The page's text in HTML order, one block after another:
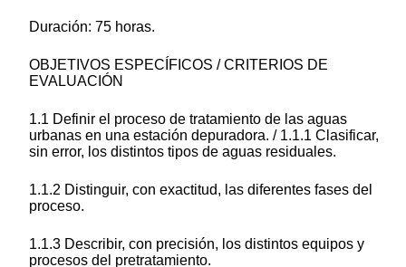
Duración: 75 horas.
OBJETIVOS ESPECÍFICOS / CRITERIOS DE
EVALUACIÓN
1.1 Definir el proceso de tratamiento de las aguas
urbanas en una estación depuradora. / 1.1.1 Clasificar,
sin error, los distintos tipos de aguas residuales.
1.1.2 Distinguir, con exactitud, las diferentes fases del
proceso.
1.1.3 Describir, con precisión, los distintos equipos y
procesos del pretratamiento.